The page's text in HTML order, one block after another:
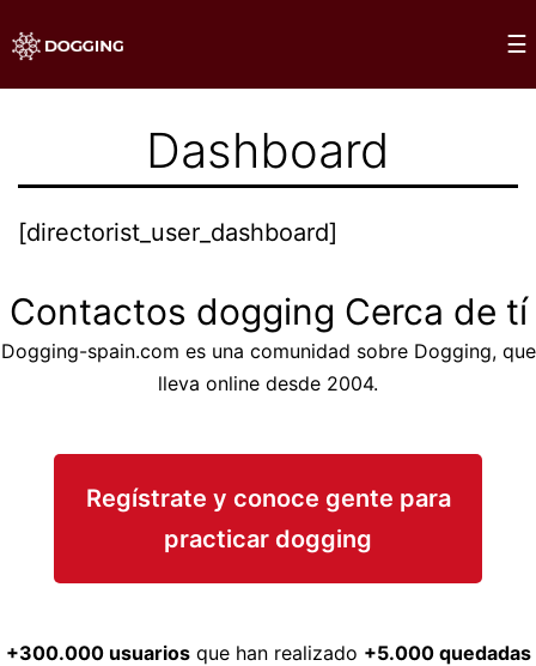
al
☰
Dogging
×
Dashboard
[directorist_user_dashboard]
Contactos dogging Cerca de tí
Dogging-spain.com es una comunidad sobre Dogging, que
lleva online desde 2004.
Regístrate y conoce gente para
practicar dogging
+300.000 usuariosque han realizado +5.000 quedadas